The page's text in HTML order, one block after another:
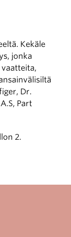
Kekäle
jonka
Dr.
Part
2.